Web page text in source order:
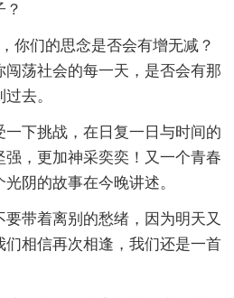
？
你们的思念是否会有增无减？
荡社会的每一天，是否会有那
去。
一下挑战，在日复一日与时间的
，更加神采奕奕！又一个青春
阴的故事在今晚讲述。
带着离别的愁绪，因为明天又
们相信再次相逢，我们还是一首